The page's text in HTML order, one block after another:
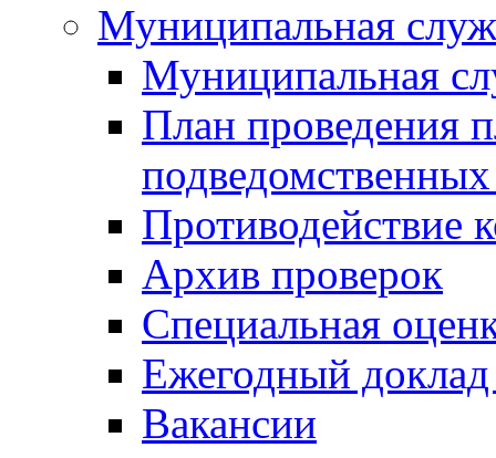
Муниципальная
Муниципальная
План проведения
Противодействие
Архив проверок
Специальная
Ежегодный
Вакансии